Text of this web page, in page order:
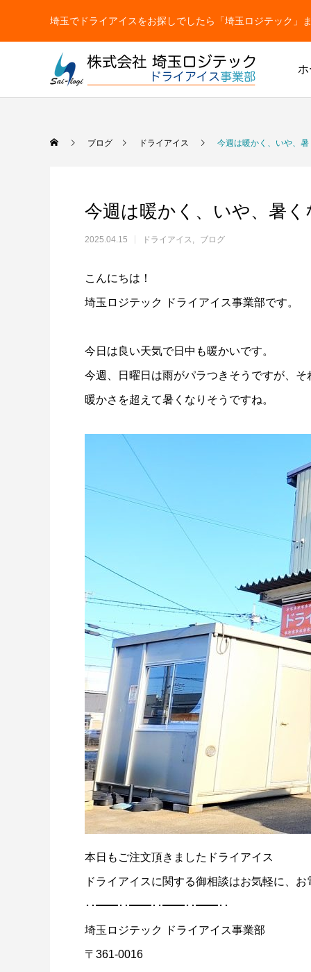
埼玉でドライアイスをお探しでしたら「埼玉ロジテック」
ドライアイスの販売をしています
氷関連 価格改定のお知らせ 朝は強
ドライアイスブラストのメリット・活用事
例を徹底比較
2026.06.17
ドライ
ドライアイスで荷物を冷やすには？適切な
量と配置方法を徹底解説
ブログ ドライアイス 今週は暖かく、いや、
今週は暖かく、いや、暑
2025.04.15 ドライアイス ブログ
こんにちは！
埼玉ロジテック ドライアイス事業部です。
今日は良い天気で日中も暖かいです。
今週、日曜日は雨がパラつきそうですが、
暖かさを超えて暑くなりそうですね。
本日もご注文頂きましたドライアイス
ドライアイスに関する御相談はお気軽に、
･･━━･･━━･･━━･･━━･･
埼玉ロジテック ドライアイス事業部
〒361-0016